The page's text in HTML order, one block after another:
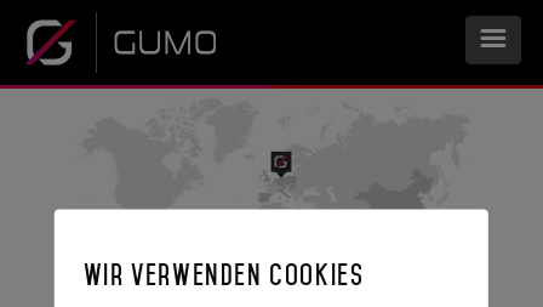
UNTERNEHMEN
Wir verwenden Cookies